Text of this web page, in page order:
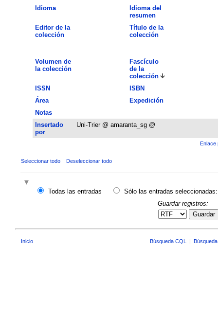
Idioma
Idioma del
resumen
Editor de la
colección
Título de la
colección
Volumen de
la colección
Fascículo
de la
colección
ISSN
ISBN
Área
Expedición
Notas
Insertado
por
Uni-Trier @ amaranta_sg @
Enlace
Seleccionar todo Deseleccionar todo
Todas las entradas
Sólo las entradas seleccionadas:
Guardar registros:
Guardar
Inicio Búsqueda CQL